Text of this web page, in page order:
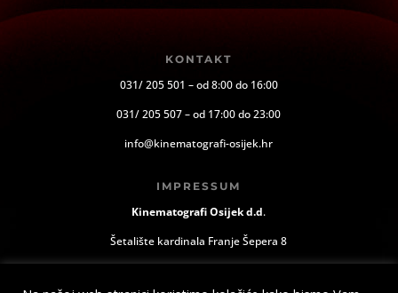
KONTAKT
031/ 205 501 – od 8:00 do 16:00
031/ 205 507 – od 17:00 do 23:00
info@kinematografi-osijek.hr
IMPRESSUM
Kinematografi Osijek d.d.
Šetalište kardinala Franje Šepera 8